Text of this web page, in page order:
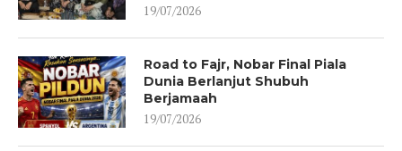
19/07/2026
Road to Fajr, Nobar Final Piala
Dunia Berlanjut Shubuh
Berjamaah
19/07/2026